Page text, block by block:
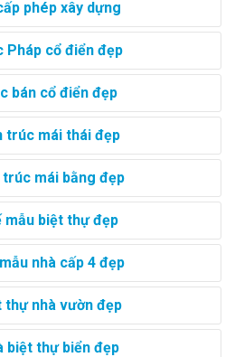
phép xây dựng
Pháp cổ điển đẹp
bán cổ điển đẹp
trúc mái thái đẹp
trúc mái bằng đẹp
mẫu biệt thự đẹp
nhà cấp 4 đẹp
thự nhà vườn đẹp
biệt thự biển đẹp